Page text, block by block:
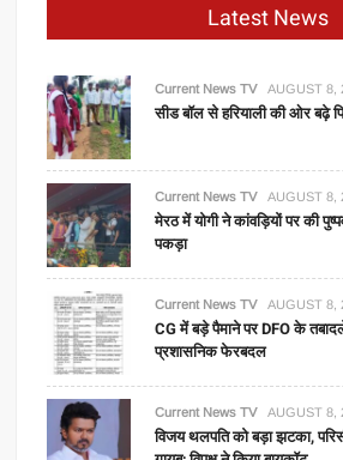
Latest News
Current News TV AUGUST 8,
सीड बॉल से हरियाली की ओर बढ़े
Current News TV AUGUST 8,
मेरठ में योगी ने कांवड़ियों पर की
पकड़ा
Current News TV AUGUST 8,
CG में बड़े पैमाने पर DFO के
प्रशासनिक फेरबदल
Current News TV AUGUST 8,
विजय थलपति को बड़ा झटका,